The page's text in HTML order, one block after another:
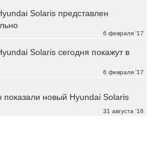
6 февраля '17
Solaris представлен
6 февраля '17
Solaris сегодня покажут в
31 августа '16
показали новый Hyundai Solaris